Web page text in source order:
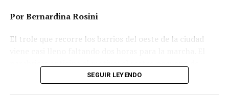
Ganar la vida: La historia de (no)
Su hijo Ciro tenía 120 veces más agrotóxicos que lo
Por Bernardina Rosini
El trole que recorre los barrios del oeste de la ciudad
Agostina Vega, 14 años. Era fácil intuir que será una
SEGUIR LEYENDO